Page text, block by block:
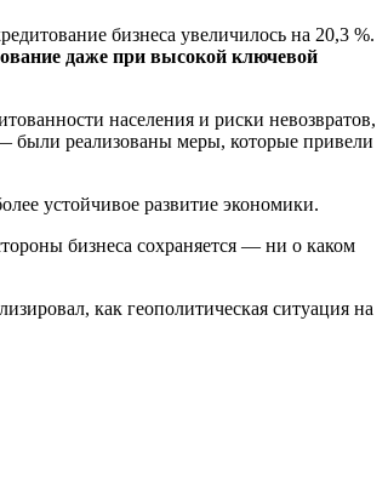
бизнеса увеличилось на 20,3 %.
даже при высокой ключевой
населения и риски невозвратов,
реализованы меры, которые привели
устойчивое развитие экономики.
бизнеса сохраняется — ни о каком
как геополитическая ситуация на